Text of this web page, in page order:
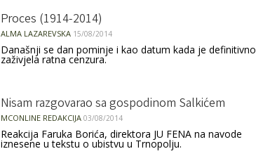
Proces (1914-2014)
ALMA LAZAREVSKA 15/08/2014
Današnji se dan pominje i kao datum kada je definitivno
zaživjela ratna cenzura.
Nisam razgovarao sa gospodinom Salkićem
MCONLINE REDAKCIJA 03/08/2014
Reakcija Faruka Borića, direktora JU FENA na navode
iznesene u tekstu o ubistvu u Trnopolju.